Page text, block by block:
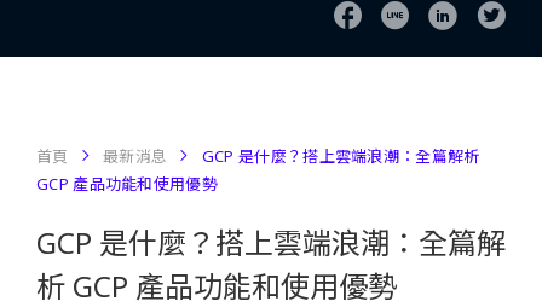
首頁 最新消息
GCP 是什麼？搭上雲端浪潮：全篇解析
GCP 產品功能和使用優勢
GCP 是什麼？搭上雲端浪潮：全篇解
析 GCP 產品功能和使用優勢